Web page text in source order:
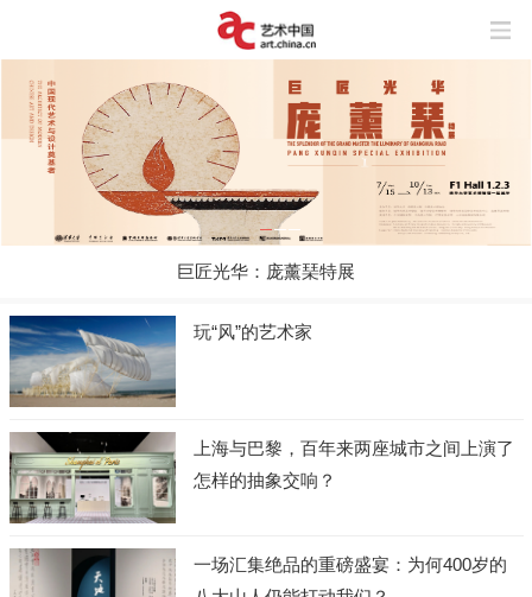
巨匠光华：庞薰琹特展
玩“风”的艺术家
上海与巴黎，百年来两座城市之间上演了
怎样的抽象交响？
一场汇集绝品的重磅盛宴：为何400岁的